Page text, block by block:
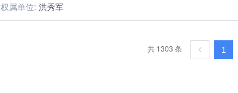
权属单位: 洪秀军
共 1303 条 1